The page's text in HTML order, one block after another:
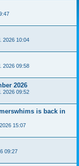
2026 10:04
2026 09:58
2026
2026 09:52
is back in
15:07
09:27